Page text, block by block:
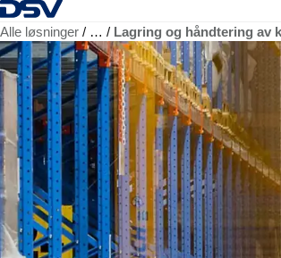
Tilbake til hjemmesiden
Alle løsninger … Lagring og håndtering av